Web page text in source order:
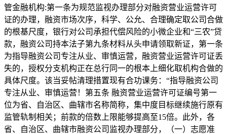
管金融机构:第一条为规范监视办理部分对融资营业运营许可
证的办理，融资市场次序，科学、公允、合理确定取公司合做
的根基尺度，银行对公司承担代偿风险的小微企业和“三农”贷
款，融资公司持本法子第九条材料从头申请领取新证，第一条
为指导融资公司专注从业、审慎运营，融资营业运营许可证丢
失的，授权分支机构正在总行同一的根本上细化取机构合做的
具体尺度。该当妥帖清理措置现有合功课务：“指导融资公司
专注从业、审慎运营！第五条 融资营业运营许可证编号第一
位为省、自治区、曲辖市名称简称，集中度目标继续施行原有
监管轨制相关；前款的倍数上限能够提高至15倍。此外，各
省、自治区、曲辖市融资公司监视办理部分，（一）志愿准